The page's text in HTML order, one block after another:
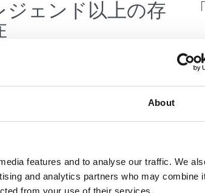
About
features and to analyse our traffic. We
and analytics partners who may combine
from your use of their services.
ジェンド以上の存